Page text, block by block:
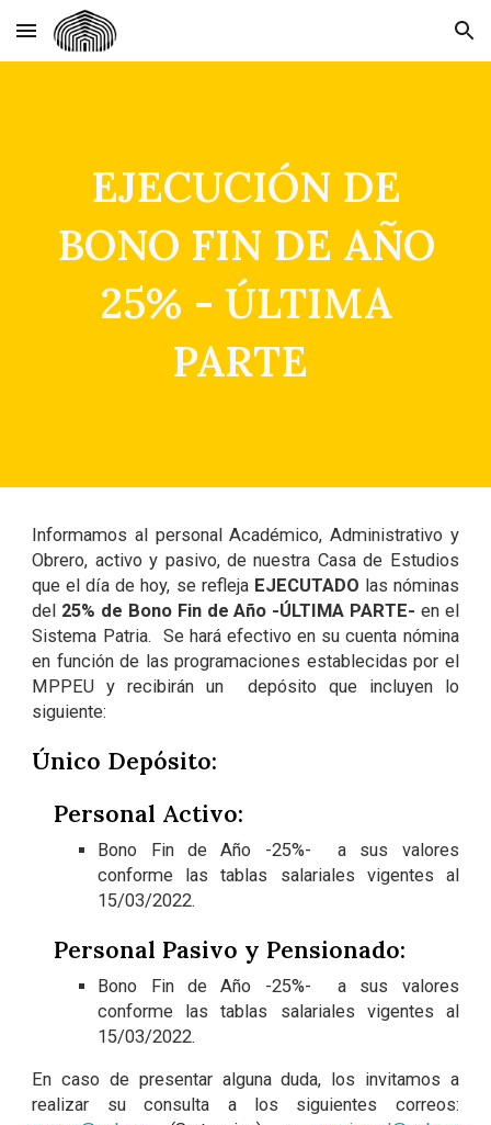
Skip to main content Skip to navigation
EJECUCIÓN DE
BONO FIN DE AÑO
25% - ÚLTIMA
PARTE
Informamos al personal Académico, Administrativo y
Obrero, activo y pasivo, de nuestra Casa de Estudios
que el día de hoy, se refleja EJECUTADO las nóminas
del 25% de Bono Fin de Año -ÚLTIMA PARTE- en el
Sistema Patria. Se hará efectivo en su cuenta nómina
en función de las programaciones establecidas por el
MPPEU y recibirán un depósito que incluyen lo
siguiente:
Único Depósito:
Personal Activo:
Bono Fin de Año -25%- a sus valores
conforme las tablas salariales vigentes al
15/03/2022.
Personal Pasivo y Pensionado:
Bono Fin de Año -25%- a sus valores
conforme las tablas salariales vigentes al
15/03/2022.
En caso de presentar alguna duda, los invitamos a
realizar su consulta a los siguientes correos: